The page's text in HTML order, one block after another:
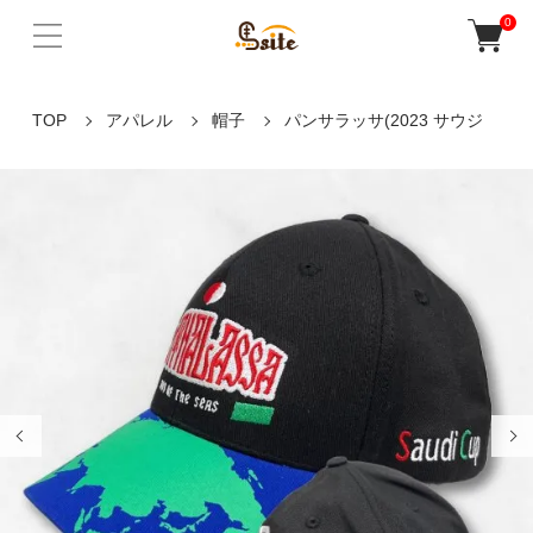
0
TOP アパレル 帽子 パンサラッサ(2023 サウジ